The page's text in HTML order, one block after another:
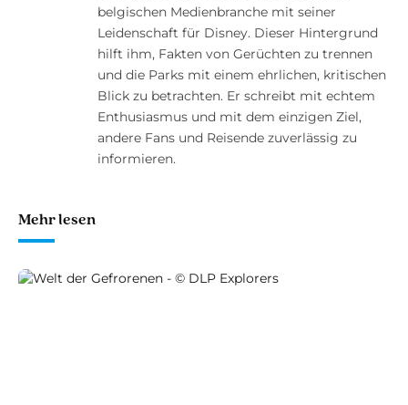
belgischen Medienbranche mit seiner
Leidenschaft für Disney. Dieser Hintergrund
hilft ihm, Fakten von Gerüchten zu trennen
und die Parks mit einem ehrlichen, kritischen
Blick zu betrachten. Er schreibt mit echtem
Enthusiasmus und mit dem einzigen Ziel,
andere Fans und Reisende zuverlässig zu
informieren.
Mehr lesen